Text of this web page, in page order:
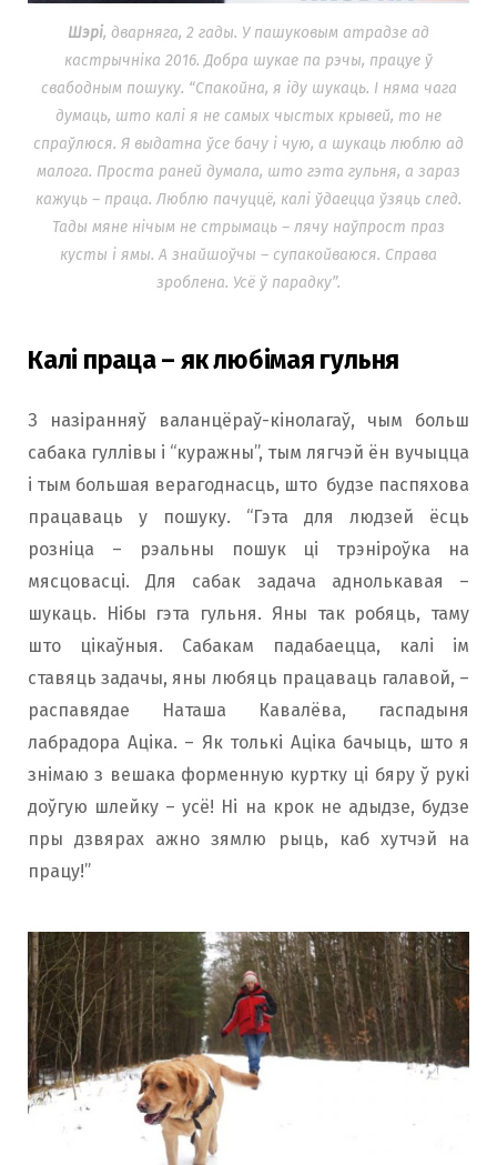
Шэрі, дварняга, 2 гады. У пашуковым атрадзе ад
кастрычніка 2016. Добра шукае па рэчы, працуе ў
свабодным пошуку. “Спакойна, я іду шукаць. І няма чага
думаць, што калі я не самых чыстых крывей, то не
спраўлюся. Я выдатна ўсе бачу і чую, а шукаць люблю ад
малога. Проста раней думала, што гэта гульня, а зараз
кажуць – праца. Люблю пачуццё, калі ўдаецца ўзяць след.
Тады мяне нічым не стрымаць – лячу наўпрост праз
кусты і ямы. А знайшоўчы – супакойваюся. Справа
зроблена. Усё ў парадку”.
Калі праца – як любімая гульня
З назіранняў валанцёраў-кінолагаў, чым больш
сабака гуллівы і “куражны”, тым лягчэй ён вучыцца
і тым большая верагоднасць, што будзе паспяхова
працаваць у пошуку. “Гэта для людзей ёсць
розніца – рэальны пошук ці трэніроўка на
мясцовасці. Для сабак задача аднолькавая –
шукаць. Нібы гэта гульня. Яны так робяць, таму
што цікаўныя. Сабакам падабаецца, калі ім
ставяць задачы, яны любяць працаваць галавой, –
распавядае Наташа Кавалёва, гаспадыня
лабрадора Аціка. – Як толькі Аціка бачыць, што я
знімаю з вешака форменную куртку ці бяру ў рукі
доўгую шлейку – усё! Ні на крок не адыдзе, будзе
пры дзвярах ажно зямлю рыць, каб хутчэй на
працу!”